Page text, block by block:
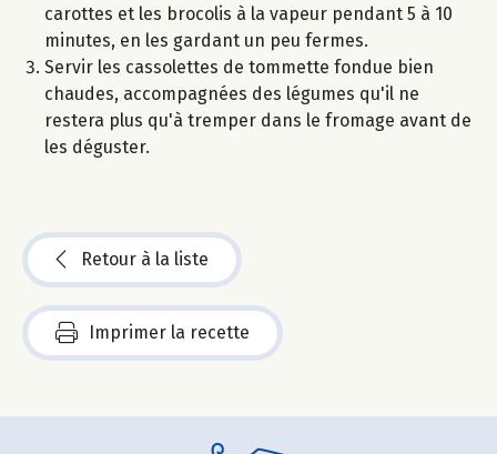
carottes et les brocolis à la vapeur pendant 5 à 10
minutes, en les gardant un peu fermes.
Servir les cassolettes de tommette fondue bien
chaudes, accompagnées des légumes qu'il ne
restera plus qu'à tremper dans le fromage avant de
les déguster.
Retour à la liste
Imprimer la recette